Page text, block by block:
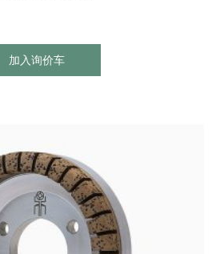
加入询价车